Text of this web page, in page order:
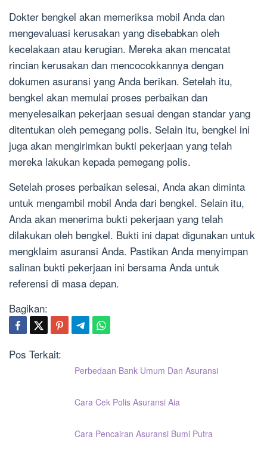
Dokter bengkel akan memeriksa mobil Anda dan
mengevaluasi kerusakan yang disebabkan oleh
kecelakaan atau kerugian. Mereka akan mencatat
rincian kerusakan dan mencocokkannya dengan
dokumen asuransi yang Anda berikan. Setelah itu,
bengkel akan memulai proses perbaikan dan
menyelesaikan pekerjaan sesuai dengan standar yang
ditentukan oleh pemegang polis. Selain itu, bengkel ini
juga akan mengirimkan bukti pekerjaan yang telah
mereka lakukan kepada pemegang polis.
Setelah proses perbaikan selesai, Anda akan diminta
untuk mengambil mobil Anda dari bengkel. Selain itu,
Anda akan menerima bukti pekerjaan yang telah
dilakukan oleh bengkel. Bukti ini dapat digunakan untuk
mengklaim asuransi Anda. Pastikan Anda menyimpan
salinan bukti pekerjaan ini bersama Anda untuk
referensi di masa depan.
Bagikan:
Pos Terkait:
Perbedaan Bank Umum Dan Asuransi
Cara Cek Polis Asuransi Aia
Cara Pencairan Asuransi Bumi Putra